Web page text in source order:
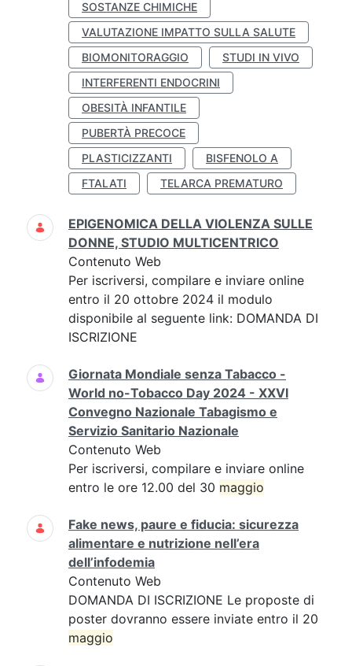
SOSTANZE CHIMICHE
VALUTAZIONE IMPATTO SULLA SALUTE
BIOMONITORAGGIO
STUDI IN VIVO
INTERFERENTI ENDOCRINI
OBESITÀ INFANTILE
PUBERTÀ PRECOCE
PLASTICIZZANTI
BISFENOLO A
FTALATI
TELARCA PREMATURO
EPIGENOMICA DELLA VIOLENZA SULLE
DONNE, STUDIO MULTICENTRICO
Contenuto Web
Per iscriversi, compilare e inviare online
entro il 20 ottobre 2024 il modulo
disponibile al seguente link: DOMANDA DI
ISCRIZIONE
Giornata Mondiale senza Tabacco -
World no-Tobacco Day 2024 - XXVI
Convegno Nazionale Tabagismo e
Servizio Sanitario Nazionale
Contenuto Web
Per iscriversi, compilare e inviare online
entro le ore 12.00 del 30 maggio
Fake news, paure e fiducia: sicurezza
alimentare e nutrizione nell’era
dell’infodemia
Contenuto Web
DOMANDA DI ISCRIZIONE Le proposte di
poster dovranno essere inviate entro il 20
maggio